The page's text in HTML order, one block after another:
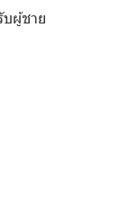
บผู้ชาย